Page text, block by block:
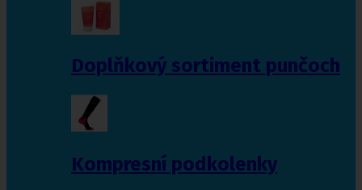
Doplňkový sortiment punčoch
Kompresní podkolenky